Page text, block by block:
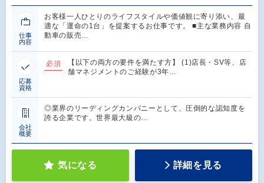
仕事
内容
お客様一人ひとりのライフスタイルや価値観に寄り添い、最
適な「運命の1台」を提案するお仕事です。 ■主な業務内容 自
動車の販売…
応募
資格
必須
【以下の両方の要件を満たす方】 (1)店長・SV等、店
舗マネジメントのご経験が3年…
会社
概要
◎業界のリーディングカンパニーとして、圧倒的な認知度を
誇る企業です。世界最大級の…
気になる 詳細を見る